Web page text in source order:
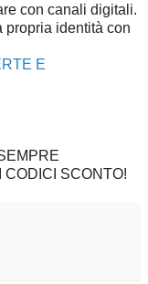
con canali digitali.
propria identità con
E
SCONTO!